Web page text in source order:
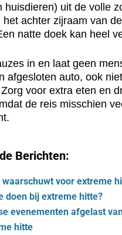
huisdieren) uit de volle
het achter zijraam van
natte doek kan heel
in en laat geen
afgesloten auto, ook
voor extra eten en
de reis misschien
Berichten:
waarschuwt voor extreme
doen bij extreme hitte?
evenementen afgelast
hitte